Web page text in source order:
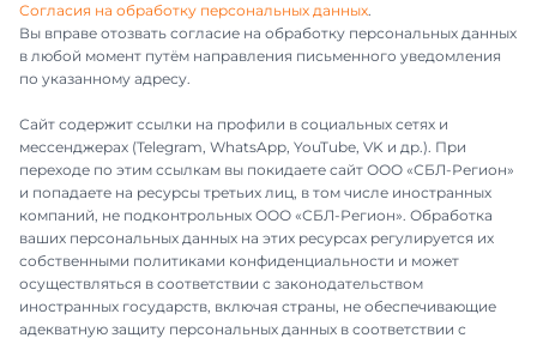
Согласия на обработку персональных данных.
Вы вправе отозвать согласие на обработку персональных данных
в любой момент путём направления письменного уведомления
по указанному адресу.
Сайт содержит ссылки на профили в социальных сетях и
мессенджерах (Telegram, WhatsApp, YouTube, VK и др.). При
переходе по этим ссылкам вы покидаете сайт ООО «СБЛ-Регион»
и попадаете на ресурсы третьих лиц, в том числе иностранных
компаний, не подконтрольных ООО «СБЛ-Регион». Обработка
ваших персональных данных на этих ресурсах регулируется их
собственными политиками конфиденциальности и может
осуществляться в соответствии с законодательством
иностранных государств, включая страны, не обеспечивающие
адекватную защиту персональных данных в соответствии с